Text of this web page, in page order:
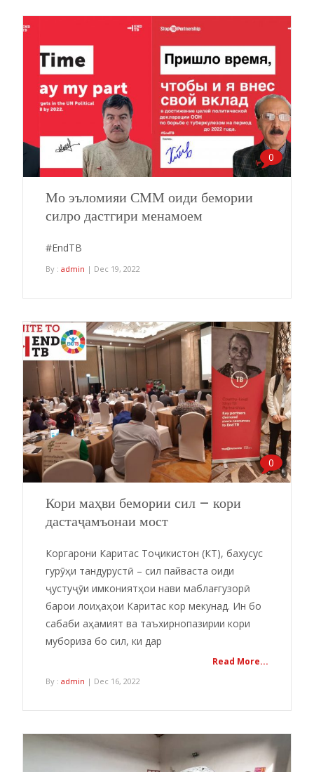
0
Мо эъломияи СММ оиди бемории
силро дастгири менамоем
#EndTB
By : admin | Dec 19, 2022
0
Кори маҳви бемории сил – кори
дастаҷамъонаи мост
Коргарони Каритас Тоҷикистон (КТ), бахусус
гурӯҳи тандурустӣ – сил пайваста оиди
ҷустуҷӯи имкониятҳои нави маблағгузорӣ
барои лоиҳаҳои Каритас кор мекунад. Ин бо
сабаби аҳамият ва таъхирнопазирии кори
мубориза бо сил, ки дар
Read More...
By : admin | Dec 16, 2022